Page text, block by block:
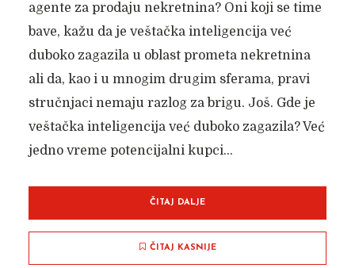
agente za prodaju nekretnina? Oni koji se time
bave, kažu da je veštačka inteligencija već
duboko zagazila u oblast prometa nekretnina
ali da, kao i u mnogim drugim sferama, pravi
stručnjaci nemaju razlog za brigu. Još. Gde je
veštačka inteligencija već duboko zagazila? Već
jedno vreme potencijalni kupci...
ČITAJ DALJE
ČITAJ KASNIJE